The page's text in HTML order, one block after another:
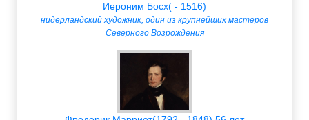
Иероним Босх( - 1516)
нидерландский художник, один из крупнейших мастеров
Северного Возрождения